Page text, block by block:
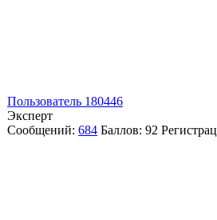
Пользователь 180446
Эксперт
Сообщений: 684 Баллов: 92